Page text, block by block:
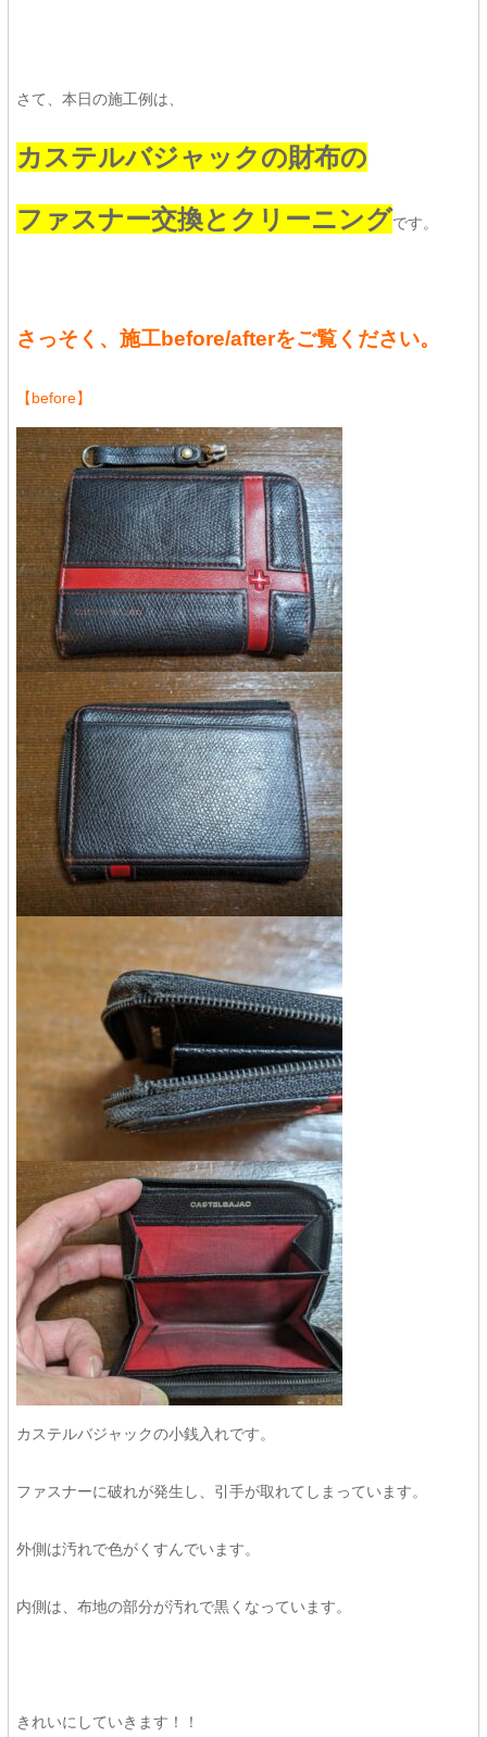
さて、本日の施工例は、
カステルバジャックの財布の
ファスナー交換とクリーニングです。
さっそく、施工before/afterをご覧ください。
【before】
カステルバジャックの小銭入れです。
ファスナーに破れが発生し、引手が取れてしまっています。
外側は汚れで色がくすんでいます。
内側は、布地の部分が汚れで黒くなっています。
きれいにしていきます！！